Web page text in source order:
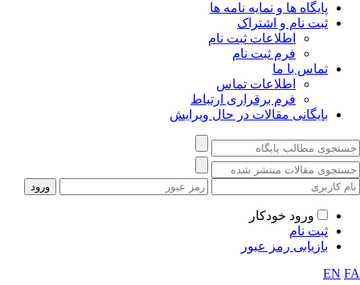
پایگاه ها و نمایه نامه ها
ثبت نام و اشتراک
اطلاعات ثبت نام
فرم ثبت نام
تماس با ما
اطلاعات تماس
فرم برقراری ارتباط
بایگانی مقالات در حال ویرایش
ورود خودکار
ثبت نام
بازیابی رمز عبور
EN